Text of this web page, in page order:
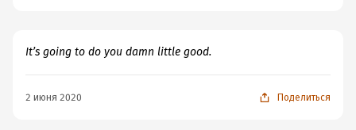
It’s going to do you damn little good.
2 июня 2020 Поделиться